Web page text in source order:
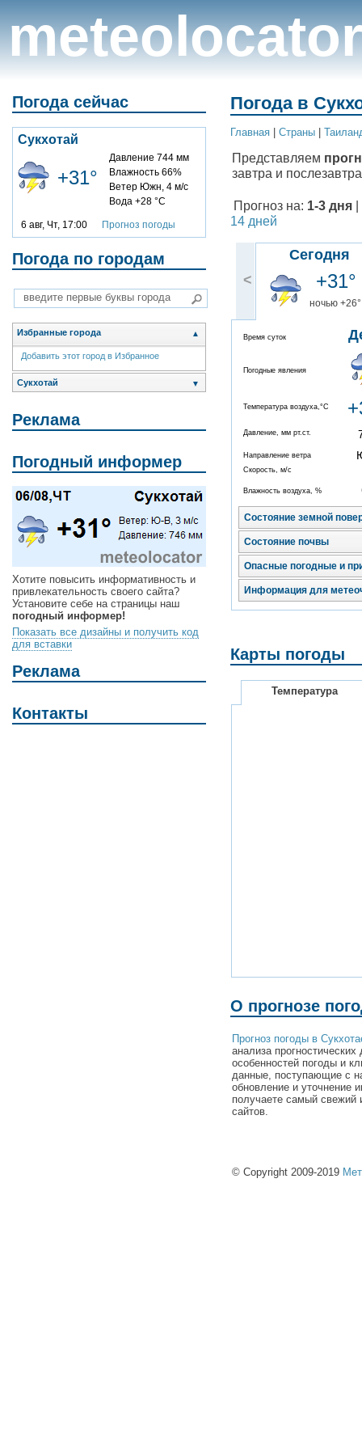
meteolocator
Погода сейчас
Сукхотай
+31°
Давление 744 мм
Влажность 66%
Ветер Южн, 4 м/с
Вода +28 °C
6 авг, Чт, 17:00 Прогноз погоды
Погода по городам
Избранные города ▲
Добавить этот город в Избранное
Сукхотай ▼
Реклама
Погодный информер
Хотите повысить информативность и
привлекательность своего сайта?
Установите себе на страницы наш
погодный информер!
Показать все дизайны и получить код
для вставки
Реклама
Контакты
Погода в
Главная Cтраны
Представляем
завтра и
Прогноз на: 1-3 дня
14 дней
<
Сегодня
+31°
ночью +26°
Время суток
Погодные явления
Температура воздуха,°C
Давление, мм рт.ст.
Направление ветра
Скорость, м/с
Влажность воздуха, %
Состояние земной
Состояние почвы
Опасные погодные и
Информация для
Карты погоды
Температура
О прогнозе
Прогноз погоды в
анализа
особенностей погоды и
данные, поступающие с
обновление и уточнение
получаете самый свежий
сайтов.
© Copyright 2009-2019